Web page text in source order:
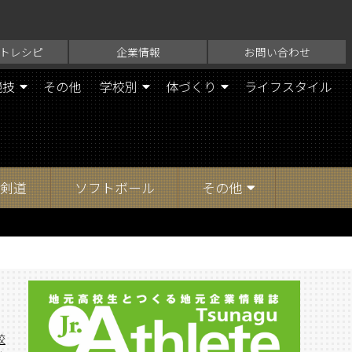
レシピ 企業情報 お問い合わせ
その他 学校別 体づくり ライフスタイル
剣道 ソフトボール その他